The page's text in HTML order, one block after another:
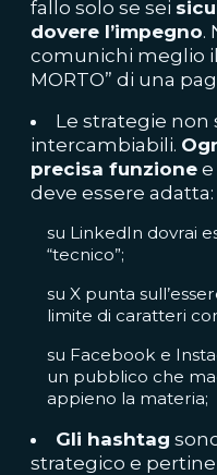
fallo solo se sei
dovere l’impegno.
comunichi meglio
MORTO” di una
Le strategie non
intercambiabili.
precisa funzione
deve essere adatta:
su LinkedIn dovrai
“tecnico”;
su X punta
limite di caratteri
su Facebook e
un pubblico che
appieno la materia;
Gli hashtag
strategico e